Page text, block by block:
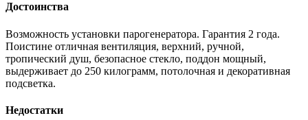
Достоинства
Возможность установки парогенератора. Гарантия 2 года.
Поистине отличная вентиляция, верхний, ручной,
тропический душ, безопасное стекло, поддон мощный,
выдерживает до 250 килограмм, потолочная и декоративная
подсветка.
Недостатки